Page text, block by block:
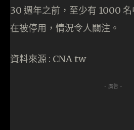
30 週年之前，至少有 1000
在被停用，情況令人關注。
資料來源 : CNA tw
- 廣告 -